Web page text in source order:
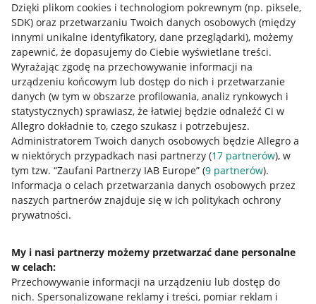
Dzięki plikom cookies i technologiom pokrewnym (np. piksele,
SDK) oraz przetwarzaniu Twoich danych osobowych (między
innymi unikalne identyfikatory, dane przeglądarki), możemy
zapewnić, że dopasujemy do Ciebie wyświetlane treści.
Wyrażając zgodę na przechowywanie informacji na
urządzeniu końcowym lub dostęp do nich i przetwarzanie
danych (w tym w obszarze profilowania, analiz rynkowych i
statystycznych) sprawiasz, że łatwiej będzie odnaleźć Ci w
Allegro dokładnie to, czego szukasz i potrzebujesz.
Administratorem Twoich danych osobowych będzie Allegro a
w niektórych przypadkach nasi partnerzy (17 partnerów), w
tym tzw. “Zaufani Partnerzy IAB Europe” (9 partnerów).
Informacja o celach przetwarzania danych osobowych przez
naszych partnerów znajduje się w ich politykach ochrony
prywatności.
My i nasi partnerzy możemy przetwarzać dane personalne
w celach:
Przechowywanie informacji na urządzeniu lub dostęp do
nich. Spersonalizowane reklamy i treści, pomiar reklam i
Przydatne informacje
Jak to działa
Allegro Gadane dla sprzedających
Allegro Gadane dla kupujących